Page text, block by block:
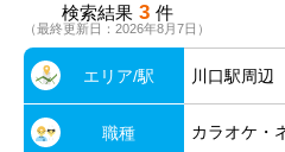
検索結果 3 件
（最終更新日：2026年8月7日）
エリア/駅 川口駅周辺
職種 カラオケ・